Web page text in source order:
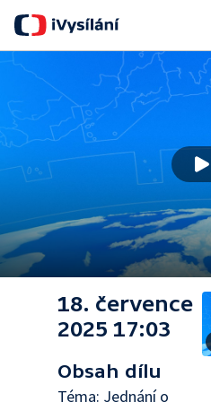
18. července
2025 17:03
Obsah dílu
Téma: Jednání o